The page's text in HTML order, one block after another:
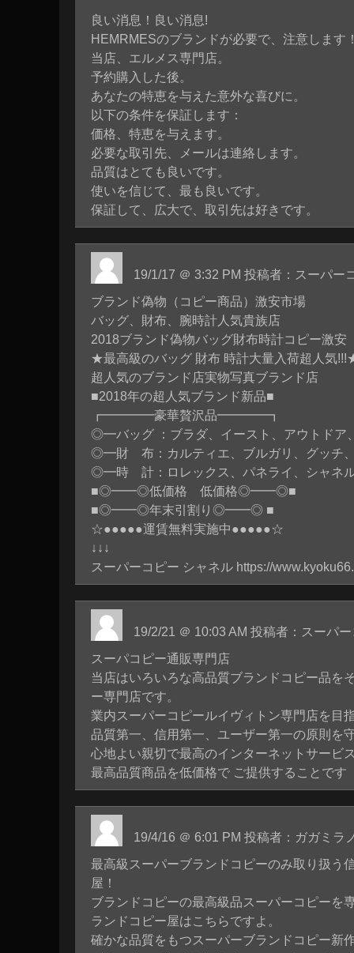
良い消息！良い消息!
HEMRMESのブランドが必要で、注意します
当店、エルメス専門店。
予約購入した後。
あなたの特恵を与えた意外な喜びに。
以下の条件を保証します：
価格、特恵を与えます。
必要な取引先、メールは連絡します。
品質はとても良いです。
使いを信じて、最も良いです。
保証して、広大で、取引先は好きです。
19/1/17 ＠ 3:32 PM 投稿者：スーパー
ブランド偽物（コピー商品）激安市場
バッグ、財布、腕時計人気貴族店
2018ブランド偽物バッグ財布時計コピー激安
★最高級のバッグ 財布 時計大量入荷超人気
超人気のブランド店実物写真ブランド店
■2018年の超人気ブランド新品■
┏━━━━豪華贅沢品━━━━┓
◎━バッグ ：ブラダ、イースト、アウトドア
◎━財 布：カルティエ、ブルガリ、グッチ
◎━時 計：ロレックス、パネライ、シャネ
■◎━━◎低価格 低価格◎━━◎■
■◎━━◎年末引割り◎━━◎ ■
☆●●●●●運賃無料実施中●●●●●☆
↓↓↓
スーパーコピー シャネル https://
19/2/21 ＠ 10:03 AM 投稿者：スーパ
スーパコピー通販専門店
当店はいろいろな高品質ブランドコピー品を
ー専門店です。
業内スーパーコピールイヴィトン専門店を目
品質第一、信用第一、ユーザー第一の原則を
心地よい親切で最高のインターネットサービ
最高品質商品を低価格で ご提供することです
19/4/16 ＠ 6:01 PM 投稿者：ガガミラ
最高級スーパーブランドコピーのみ取り扱う
屋！
ブランドコピーの最高級品スーパーコピーを
ランドコピー屋はこちらですよ。
確かな品質をもつスーパーブランドコピー新